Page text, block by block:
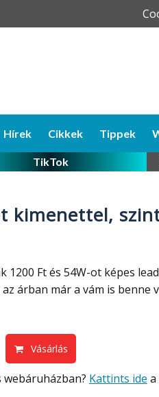
Skip
Hírek Cikkek Tippek
TikTok
kimenettel,
1200 Ft és 54W-ot képes
árban már a vám is benne
Vásárlás
webáruházban? Kattints ide a